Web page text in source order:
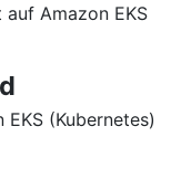
Amazon EKS
(Kubernetes)